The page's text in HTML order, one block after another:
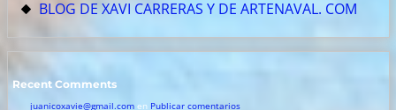
BLOG DE XAVI CARRERAS Y DE ARTENAVAL. COM
Recent Comments
juanicoxavie@gmail.comen Publicar comentarios